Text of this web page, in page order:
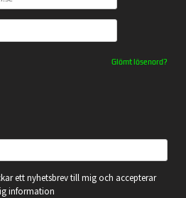
Glömt lösenord?
ett nyhetsbrev till mig och accepterar
information